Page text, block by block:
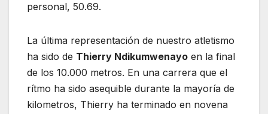
personal, 50.69.
La última representación de nuestro atletismo
ha sido de Thierry Ndikumwenayo en la final
de los 10.000 metros. En una carrera que el
rítmo ha sido asequible durante la mayoría de
kilometros, Thierry ha terminado en novena